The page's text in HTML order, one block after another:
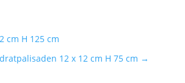
cm H 125 cm
12 x 12 cm H 75 cm →